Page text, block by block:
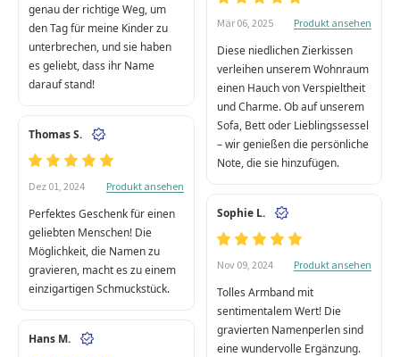
genau der richtige Weg, um
den Tag für meine Kinder zu
unterbrechen, und sie haben
es geliebt, dass ihr Name
darauf stand!
Mär 06, 2025 Produkt ansehen
Diese niedlichen Zierkissen
verleihen unserem Wohnraum
einen Hauch von Verspieltheit
und Charme. Ob auf unserem
Sofa, Bett oder Lieblingssessel
– wir genießen die persönliche
Note, die sie hinzufügen.
Thomas S.
Dez 01, 2024 Produkt ansehen
Perfektes Geschenk für einen
geliebten Menschen! Die
Möglichkeit, die Namen zu
gravieren, macht es zu einem
einzigartigen Schmuckstück.
Sophie L.
Nov 09, 2024 Produkt ansehen
Tolles Armband mit
sentimentalem Wert! Die
gravierten Namenperlen sind
eine wundervolle Ergänzung.
Hans M.